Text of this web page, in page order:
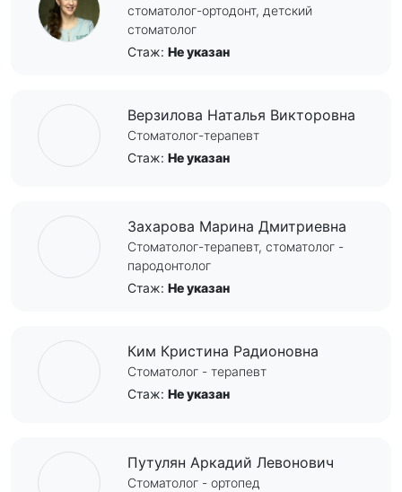
стоматолог-ортодонт, детский
стоматолог
Стаж: Не указан
Верзилова Наталья Викторовна
Стоматолог-терапевт
Стаж: Не указан
Захарова Марина Дмитриевна
Стоматолог-терапевт, стоматолог -
пародонтолог
Стаж: Не указан
Ким Кристина Радионовна
Стоматолог - терапевт
Стаж: Не указан
Путулян Аркадий Левонович
Стоматолог - ортопед